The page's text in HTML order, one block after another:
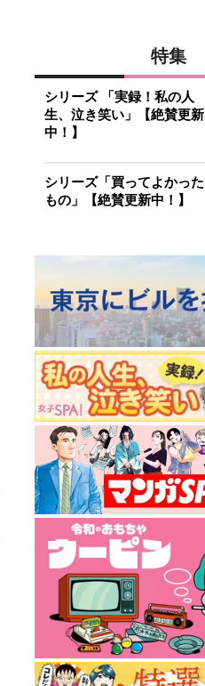
特集
シリーズ 「実録！私の人
生、泣き笑い」【絶賛更新
中！】
シリーズ「買ってよかった
もの」【絶賛更新中！】